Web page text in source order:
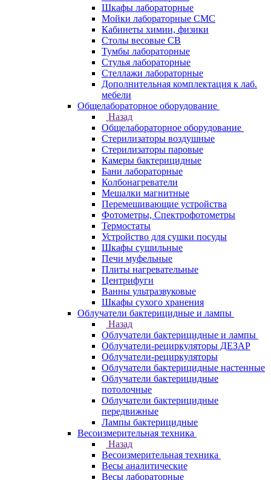
Шкафы лабораторные
Мойки лабораторные СМС
Кабинеты химии, физики
Столы весовые СВ
Тумбы лабораторные
Стулья лабораторные
Стеллажи лабораторные
Дополнительная комплектация к лаб.
мебели
Общелабораторное оборудование
Назад
Общелабораторное оборудование
Стерилизаторы воздушные
Стерилизаторы паровые
Камеры бактерицидные
Бани лабораторные
Колбонагреватели
Мешалки магнитные
Перемешивающие устройства
Фотометры, Спектрофотометры
Термостаты
Устройство для сушки посуды
Шкафы сушильные
Печи муфельные
Плиты нагревательные
Центрифуги
Ванны ультразвуковые
Шкафы сухого хранения
Облучатели бактерицидные и лампы
Назад
Облучатели бактерицидные и лампы
Облучатели-рециркуляторы ДЕЗАР
Облучатели-рециркуляторы
Облучатели бактерицидные настенные
Облучатели бактерицидные
потолочные
Облучатели бактерицидные
передвижные
Лампы бактерицидные
Весоизмерительная техника
Назад
Весоизмерительная техника
Весы аналитические
Весы лабораторные